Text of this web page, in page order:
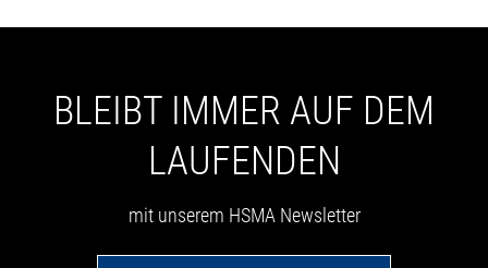
BLEIBT IMMER AUF DEM
LAUFENDEN
mit unserem HSMA Newsletter